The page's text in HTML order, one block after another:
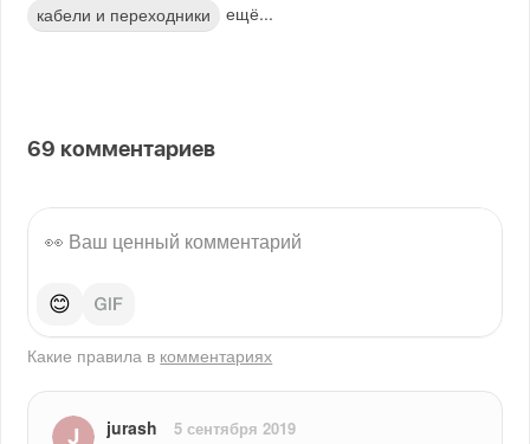
кабели и переходники
ещё...
69 комментариев
😊
Какие правила в комментариях
jurash 5 сентября 2019